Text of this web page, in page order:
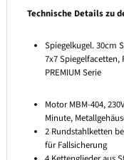
Technische Details zu
Spiegelkugel. 30cm
7x7 Spiegelfacetten,
PREMIUM Serie
Motor MBM-404,
Minute,
2 Rundstahlketten
für Fallsicherung